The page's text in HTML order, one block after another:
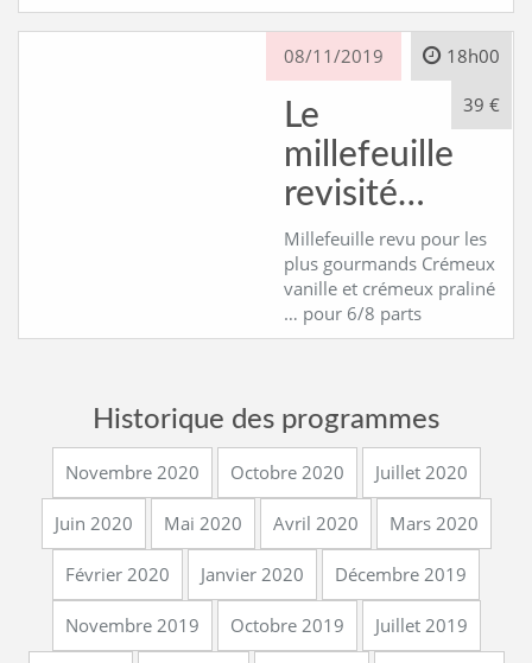
08/11/2019 18h00
39 €
Le
millefeuille
revisité…
Millefeuille revu pour les
plus gourmands Crémeux
vanille et crémeux praliné
… pour 6/8 parts
Historique des programmes
Novembre 2020 Octobre 2020 Juillet 2020
Juin 2020 Mai 2020 Avril 2020 Mars 2020
Février 2020 Janvier 2020 Décembre 2019
Novembre 2019 Octobre 2019 Juillet 2019